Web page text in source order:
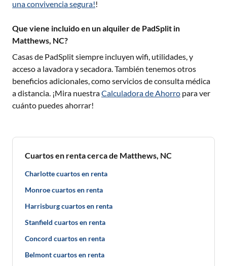
una convivencia segura!!
Que viene incluido en un alquiler de PadSplit in
Matthews, NC?
Casas de PadSplit siempre incluyen wifi, utilidades, y
acceso a lavadora y secadora. También tenemos otros
beneficios adicionales, como servicios de consulta médica
a distancia. ¡Mira nuestraCalculadora de Ahorro para ver
cuánto puedes ahorrar!
Cuartos en renta cerca de Matthews, NC
Charlotte cuartos en renta
Monroe cuartos en renta
Harrisburg cuartos en renta
Stanfield cuartos en renta
Concord cuartos en renta
Belmont cuartos en renta